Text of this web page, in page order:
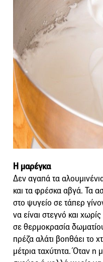
Η μαρέγκα
Δεν αγαπά τα
και τα φρέσκα αβγά. Τα
στο ψυγείο σε τάπερ
να είναι στεγνό και
σε θερμοκρασία
πρέζα αλάτι βοηθάει το
μέτρια ταχύτητα. Όταν η